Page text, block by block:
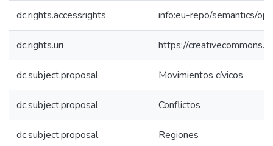
dc.rights.accessrights info:eu-repo/semantics/
dc.rights.uri https://
dc.subject.proposal Movimientos cívicos
dc.subject.proposal Conflictos
dc.subject.proposal Regiones